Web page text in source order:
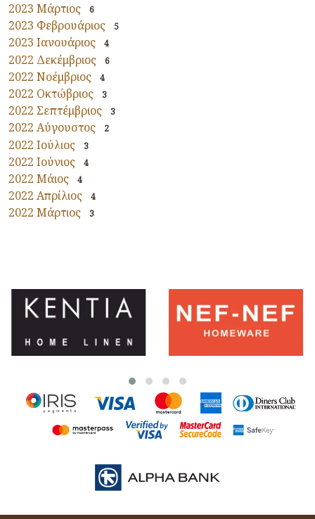
2023 Μάρτιος 6
2023 Φεβρουάριος 5
2023 Ιανουάριος 4
2022 Δεκέμβριος 6
2022 Νοέμβριος 4
2022 Οκτώβριος 3
2022 Σεπτέμβριος 3
2022 Αύγουστος 2
2022 Ιούλιος 3
2022 Ιούνιος 4
2022 Μάιος 4
2022 Απρίλιος 4
2022 Μάρτιος 3